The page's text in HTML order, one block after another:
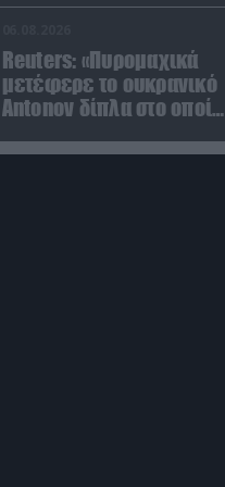
Reuters: «Πυρομαχικά
μετέφερε το ουκρανικό
Antonov δίπλα στο οποίο
Λειψία»